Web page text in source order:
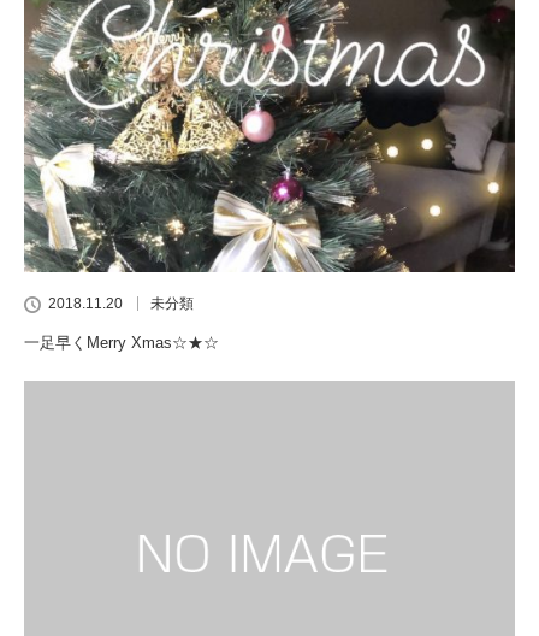
2018.11.20 未分類
一足早くMerry Xmas☆★☆